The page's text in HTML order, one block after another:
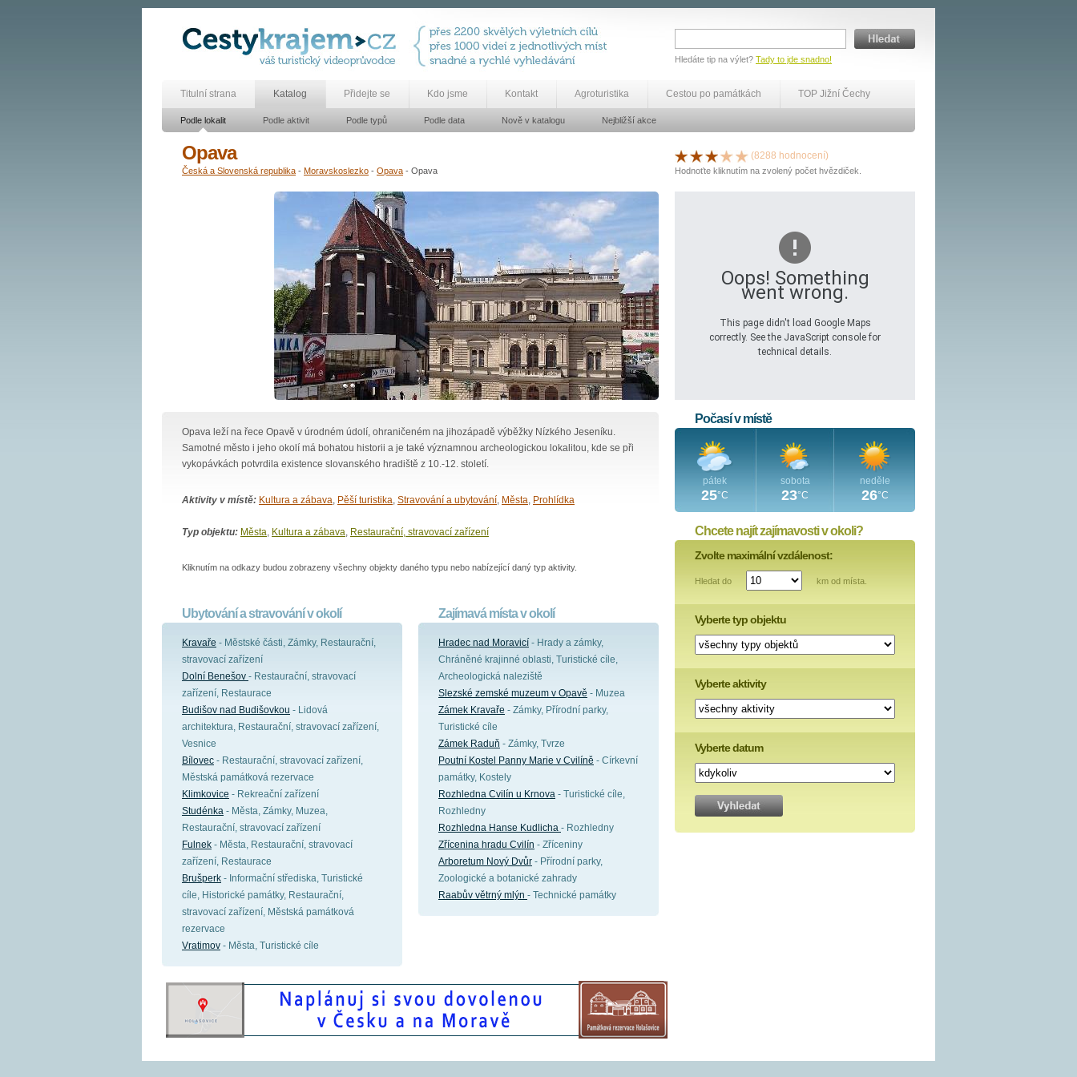
Hledáte tip na výlet? Tady to jde snadno!
Titulní strana Katalog Přidejte se Kdo jsme Kontakt Agroturistika Cestou po památkách TOP Jižní Čechy
Podle lokalit Podle aktivit Podle typů Podle data Nově v katalogu Nejbližší akce
Opava
Česká a Slovenská republika - Moravskoslezko - Opava - Opava
Opava leží na řece Opavě v úrodném údolí, ohraničeném na jihozápadě výběžky Nízkého Jeseníku.
Samotné město i jeho okolí má bohatou historii a je také významnou archeologickou lokalitou, kde se při
vykopávkách potvrdila existence slovanského hradiště z 10.-12. století.
Aktivity v místě: Kultura a zábava, Pěší turistika, Stravování a ubytování, Města, Prohlídka
Typ objektu: Města, Kultura a zábava, Restaurační, stravovací zařízení
Kliknutím na odkazy budou zobrazeny všechny objekty daného typu nebo nabízející daný typ aktivity.
Ubytování a stravování v okolí
Kravaře - Městské části, Zámky, Restaurační,
stravovací zařízení
Dolní Benešov - Restaurační, stravovací
zařízení, Restaurace
Budišov nad Budišovkou - Lidová
architektura, Restaurační, stravovací zařízení,
Vesnice
Bílovec - Restaurační, stravovací zařízení,
Městská památková rezervace
Klimkovice - Rekreační zařízení
Studénka - Města, Zámky, Muzea,
Restaurační, stravovací zařízení
Fulnek - Města, Restaurační, stravovací
zařízení, Restaurace
Brušperk - Informační střediska, Turistické
cíle, Historické památky, Restaurační,
stravovací zařízení, Městská památková
rezervace
Vratimov - Města, Turistické cíle
Zajímavá místa v okolí
Hradec nad Moravicí - Hrady a zámky,
Chráněné krajinné oblasti, Turistické cíle,
Archeologická naleziště
Slezské zemské muzeum v Opavě - Muzea
Zámek Kravaře - Zámky, Přírodní parky,
Turistické cíle
Zámek Raduň - Zámky, Tvrze
Poutní Kostel Panny Marie v Cvilíně - Církevní
památky, Kostely
Rozhledna Cvilín u Krnova - Turistické cíle,
Rozhledny
Rozhledna Hanse Kudlicha - Rozhledny
Zřícenina hradu Cvilín - Zříceniny
Arboretum Nový Dvůr - Přírodní parky,
Zoologické a botanické zahrady
Raabův větrný mlýn - Technické památky
(8288 hodnocení)
Hodnoťte kliknutím na zvolený počet hvězdiček.
Oops! Something
went wrong.
This page didn't load Google Maps
correctly. See the JavaScript console for
technical details.
Počasí v místě
pátek
25°C
sobota
23°C
neděle
26°C
Chcete najít zajímavosti v okoli?
Zvolte maximální vzdálenost:
Hledat do km od místa.
Vyberte typ objektu
Vyberte aktivity
Vyberte datum